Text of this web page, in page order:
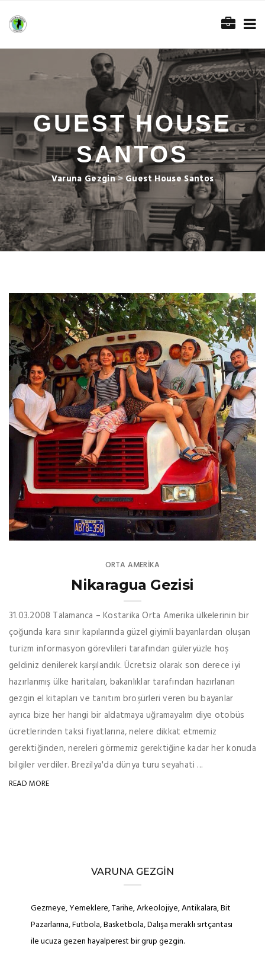
GUEST HOUSE
SANTOS
Varuna Gezgin>Guest House Santos
ORTA AMERIKA
Nikaragua Gezisi
31.03.2008 Talamanca – Kostarika Orta Amerika ülkelerinin bir
çoğunda kara sınır kapılarında güzel giyimli bayanlardan oluşan
turizm informasyon görevlileri tarafından güleryüzle hoş
geldiniz denilerek karşılandık. Ücretsiz olarak son derece iyi
hazırlanmış ülke haritaları, bakanlıklar tarafından hazırlanan
gezgin el kitapları ve tanıtım broşürleri veren bu bayanlar
ayrıca bize her hangi bir aldatmaya uğramayalım diye otobüs
ücretlerinden taksi fiyatlarına, nelere dikkat etmemiz
gerektiğinden, nereleri görmemiz gerektiğine kadar her konuda
bilgiler verdiler. Brezilya'da dünya turu seyahati ...
READ MORE
VARUNA GEZGIN
Gezmeye, Yemeklere, Tarihe, Arkeolojiye, Antikalara, Bit
Pazarlarına, Futbola, Basketbola, Dalışa meraklı sırtçantası
ile ucuza gezen hayalperest bir grup gezgin.